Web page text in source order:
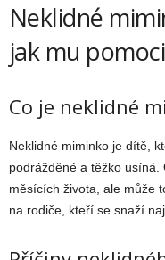
Neklidné
jak mu pomoci
Co je neklidné
Neklidné miminko je dítě,
podrážděné a těžko usíná.
měsících života, ale může
na rodiče, kteří se snaží